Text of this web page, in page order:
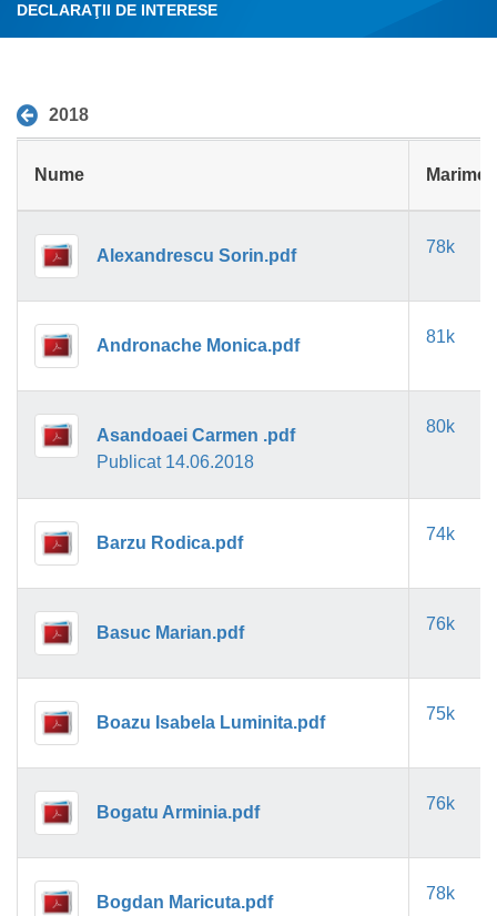
DECLARAŢII DE INTERESE
2018
Nume Marime
Alexandrescu Sorin.pdf 78k
Andronache Monica.pdf 81k
Asandoaei Carmen .pdf
Publicat 14.06.2018
80k
Barzu Rodica.pdf 74k
Basuc Marian.pdf 76k
Boazu Isabela Luminita.pdf 75k
Bogatu Arminia.pdf 76k
Bogdan Maricuta.pdf
78k